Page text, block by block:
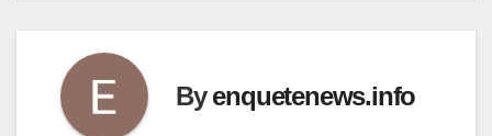
Byenquetenews.info